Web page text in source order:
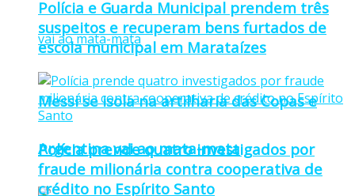
Messi se isola na artilharia das Copas e
Argentina vai ao mata-mata
Polícia e Guarda Municipal prendem três
suspeitos e recuperam bens furtados de
escola municipal em Marataízes
Polícia prende quatro investigados por
fraude milionária contra cooperativa de
crédito no Espírito Santo